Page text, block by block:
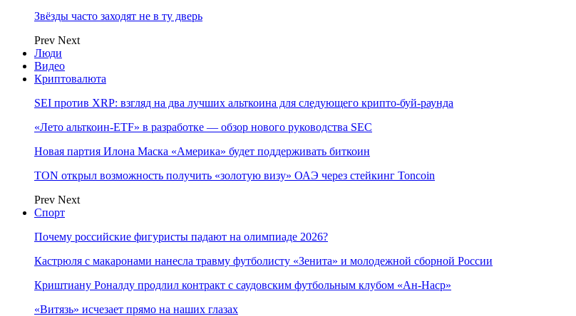
Звёзды часто заходят не в ту дверь
Prev Next
Люди
Видео
Криптовалюта
SEI против XRP: взгляд на два лучших альткоина для следующего крипто-буй-раунда
«Лето альткоин-ETF» в разработке — обзор нового руководства SEC
Новая партия Илона Маска «Америка» будет поддерживать биткоин
TON открыл возможность получить «золотую визу» ОАЭ через стейкинг Toncoin
Prev Next
Спорт
Почему российские фигуристы падают на олимпиаде 2026?
Кастрюля с макаронами нанесла травму футболисту «Зенита» и молодежной сборной России
Криштиану Роналду продлил контракт с саудовским футбольным клубом «Ан-Наср»
«Витязь» исчезает прямо на наших глазах